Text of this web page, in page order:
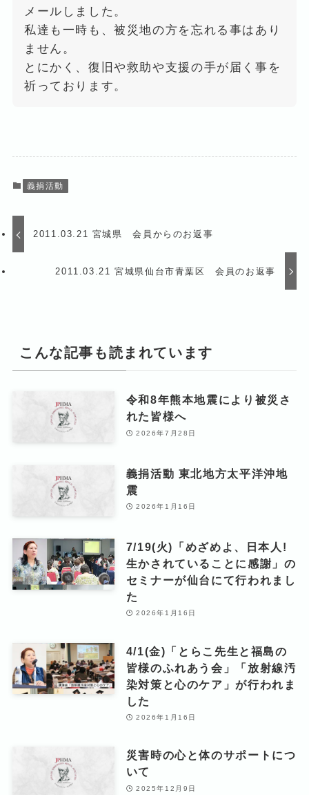
メールしました。
私達も一時も、被災地の方を忘れる事はあり
ません。
とにかく、復旧や救助や支援の手が届く事を
祈っております。
義捐活動
2011.03.21 宮城県 会員からのお返事
2011.03.21 宮城県仙台市青葉区 会員のお返事
こんな記事も読まれています
令和8年熊本地震により被災さ
れた皆様へ
2026年7月28日
義捐活動 東北地方太平洋沖地
震
2026年1月16日
7/19(火)「めざめよ、日本人!
生かされていることに感謝」の
セミナーが仙台にて行われまし
た
2026年1月16日
4/1(金)「とらこ先生と福島の
皆様のふれあう会」「放射線汚
染対策と心のケア」が行われま
した
2026年1月16日
災害時の心と体のサポートにつ
いて
2025年12月9日